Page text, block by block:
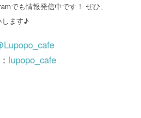
でも情報発信中です！ ぜひ、
します♪
lupopo_cafe